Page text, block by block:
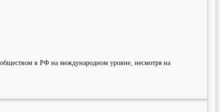
в РФ на международном уровне, несмотря на